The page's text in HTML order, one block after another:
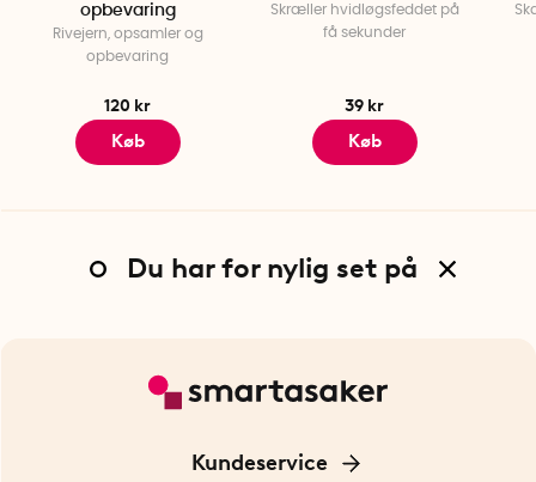
opbevaring
Rivejern, opsamler og
opbevaring
120 kr
Køb
Skræller hvidløgsfeddet på
få sekunder
39 kr
Køb
Du har for nylig set på
Kundeservice